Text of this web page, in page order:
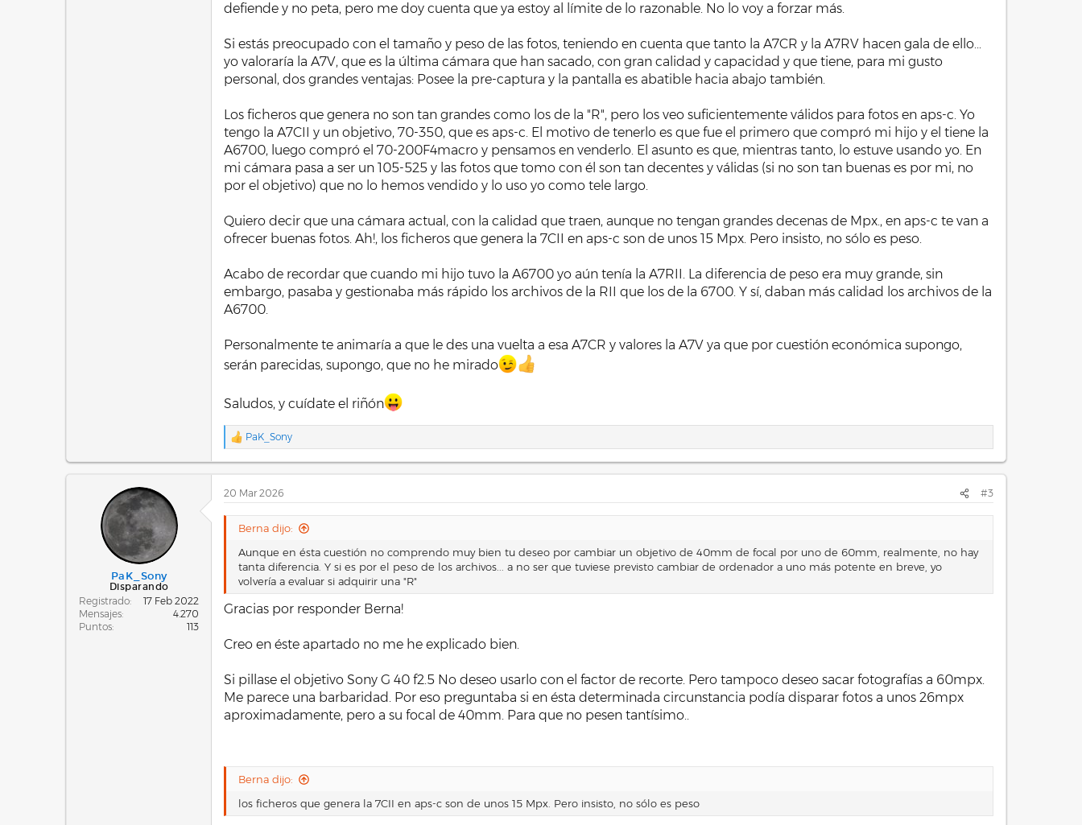
defiende y no peta, pero me doy cuenta que ya estoy al límite de lo razonable. No lo voy a forzar más.
Si estás preocupado con el tamaño y peso de las fotos, teniendo en cuenta que tanto la A7CR y la A7RV hacen gala de ello...
yo valoraría la A7V, que es la última cámara que han sacado, con gran calidad y capacidad y que tiene, para mi gusto
personal, dos grandes ventajas: Posee la pre-captura y la pantalla es abatible hacia abajo también.
Los ficheros que genera no son tan grandes como los de la "R", pero los veo suficientemente válidos para fotos en aps-c. Yo
tengo la A7CII y un objetivo, 70-350, que es aps-c. El motivo de tenerlo es que fue el primero que compró mi hijo y el tiene la
A6700, luego compró el 70-200F4macro y pensamos en venderlo. El asunto es que, mientras tanto, lo estuve usando yo. En
mi cámara pasa a ser un 105-525 y las fotos que tomo con él son tan decentes y válidas (si no son tan buenas es por mi, no
por el objetivo) que no lo hemos vendido y lo uso yo como tele largo.
Quiero decir que una cámara actual, con la calidad que traen, aunque no tengan grandes decenas de Mpx., en aps-c te van a
ofrecer buenas fotos. Ah!, los ficheros que genera la 7CII en aps-c son de unos 15 Mpx. Pero insisto, no sólo es peso.
Acabo de recordar que cuando mi hijo tuvo la A6700 yo aún tenía la A7RII. La diferencia de peso era muy grande, sin
embargo, pasaba y gestionaba más rápido los archivos de la RII que los de la 6700. Y sí, daban más calidad los archivos de la
A6700.
Personalmente te animaría a que le des una vuelta a esa A7CR y valores la A7V ya que por cuestión económica supongo,
serán parecidas, supongo, que no he mirado
Saludos, y cuídate el riñón
R
c
i
PaK_Sony
PaK_Sony
Disparando
Registrado
17 Feb 2022
Mensajes
4.270
Puntos
113
20 Mar 2026 #3
Berna dijo:
Aunque en ésta cuestión no comprendo muy bien tu deseo por cambiar un objetivo de 40mm de focal por uno de 60mm, realmente, no hay
tanta diferencia. Y si es por el peso de los archivos... a no ser que tuviese previsto cambiar de ordenador a uno más potente en breve, yo
volvería a evaluar si adquirir una "R"
Gracias por responder Berna!
Creo en éste apartado no me he explicado bien.
Si pillase el objetivo Sony G 40 f2.5 No deseo usarlo con el factor de recorte. Pero tampoco deseo sacar fotografías a 60mpx.
Me parece una barbaridad. Por eso preguntaba si en ésta determinada circunstancia podía disparar fotos a unos 26mpx
aproximadamente, pero a su focal de 40mm. Para que no pesen tantísimo..
Berna dijo:
los ficheros que genera la 7CII en aps-c son de unos 15 Mpx. Pero insisto, no sólo es peso